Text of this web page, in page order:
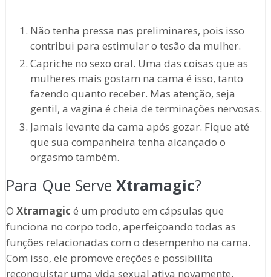
Não tenha pressa nas preliminares, pois isso
contribui para estimular o tesão da mulher.
Capriche no sexo oral. Uma das coisas que as
mulheres mais gostam na cama é isso, tanto
fazendo quanto receber. Mas atenção, seja
gentil, a vagina é cheia de terminações nervosas.
Jamais levante da cama após gozar. Fique até
que sua companheira tenha alcançado o
orgasmo também.
Para Que Serve Xtramagic?
O Xtramagic é um produto em cápsulas que
funciona no corpo todo, aperfeiçoando todas as
funções relacionadas com o desempenho na cama.
Com isso, ele promove ereções e possibilita
reconquistar uma vida sexual ativa novamente.